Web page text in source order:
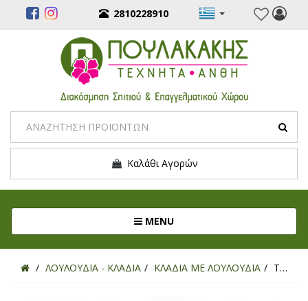
2810228910
Καλάθι Αγορών
MENUToggle navigation
ΛΟΥΛΟΥΔΙΑ - ΚΛΑΔΙΑ ΚΛΑΔΙΑ ΜΕ ΛΟΥΛΟΥΔΙΑ ΤΕΧΝΗΤΟ ΚΛΑΔΙ ΑΖΑΛΕΑ ΚΟΚΚΙΝΟ 50ΕΚ.